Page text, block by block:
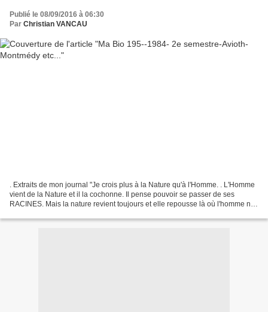
Publié le 08/09/2016 à 06:30
Par Christian VANCAU
. Extraits de mon journal "Je crois plus à la Nature qu'à l'Homme. . L'Homme
vient de la Nature et il la cochonne. Il pense pouvoir se passer de ses
RACINES. Mais la nature revient toujours et elle repousse là où l'homme ne